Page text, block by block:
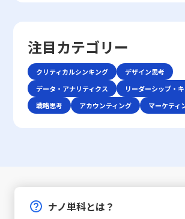
ブル回避に寄与します。・さらに、自己の思
整理する力を高めることで、情報の伝達精度
果として仕事で話が噛み合わない人との対処
的に機能します。論理的思考は、複雑な情
まとめるための基本スキルであり、コミュ
質を大きく左右します。これらの注意点を踏
略と実践例 ここでは、「仕事で話が噛み合わない人との対
処法」として認識される具体的な戦略を、実
解説します。多岐にわたる原因に対して、個
む複合的なプロセスであり、相手にどこまで
あるいは誤解が生じたかを見極める能力が必
す。「ビジネスにおけるコミュニケーション
を収めるためには、自身の伝えたい内容を
使用する手段・場面に応じて最適な技術を
性が求められます。 特に、若手ビジネスマンにとっては、
が質の高いコミュニケーションを実現する鍵
争いが交錯し、限られた市場シェアの取り合
す。そのため、レッドオーシャンの戦い方に
社の強みや独自性を生かした戦略立案が不可
す。 レッドオーシャン 戦い方の基本戦略 レッドオーシャ
ン市場で成功を収めるためには、以下の3つ
有効であるとされています。第一に、差別化
社と同じ製品・サービスを提供していては、
や労力を削減することで市場価格を下回る
ます。ユニクロが示した事例のように、大量
改善に向けた実践的アプローチを解説します。 先延ばし
とは 先延ばし癖とは、必要なタスクや業務を期限内に着
手・遂行せず、後回しにする習慣や傾向を指
現象は単なる怠慢や意志の弱さだけに起因
く、心理的要因や環境要因の複合的な結果
例えば、失敗への恐怖心や完璧主義、さらに
ます。たとえば、予定された期限までにタ
いことによるストレスの増加、結果的な自信
長期的にはキャリアチャンスの逸失へとつな
注目カテゴリー
クリティカルシンキング
デザイン思考
データ・アナリティクス
リーダーシップ・
戦略思考
アカウンティング マーケティ
ナノ単科とは？